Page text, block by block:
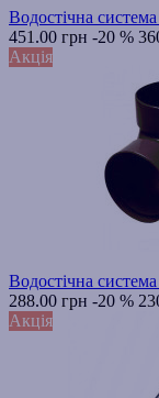
Водостічна
451.00 грн -20 %
Акція
Водостічна
288.00 грн -20 %
Акція